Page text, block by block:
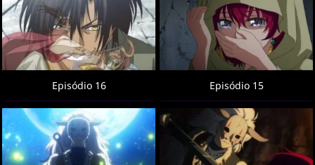
Episódio 16 Episódio 15